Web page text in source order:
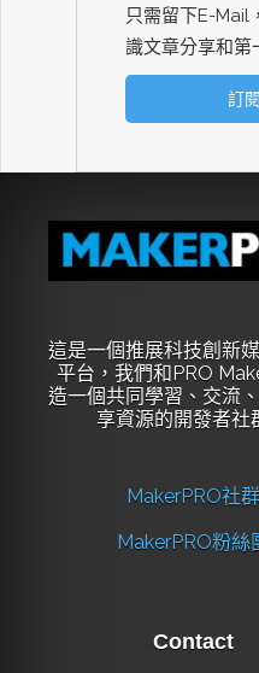
只需留下E-Mail
識文章分享和第
這是一個推展科技創新
平台，我們和PRO
造一個共同學習、交流
享資源的開發者社
MakerPRO社群
MakerPRO粉絲
Contact